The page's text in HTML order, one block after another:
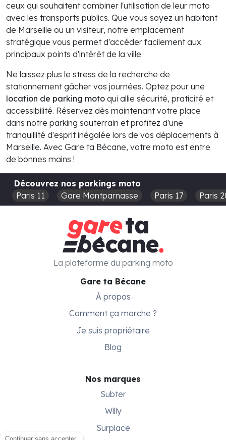
ceux qui souhaitent combiner l'utilisation de leur moto
avec les transports publics. Que vous soyez un habitant
de Marseille ou un visiteur, notre emplacement
stratégique vous permet d'accéder facilement aux
principaux points d'intérêt de la ville.
Ne laissez plus le stress de la recherche de
stationnement gâcher vos journées. Optez pour une
location de parking moto qui allie sécurité, praticité et
accessibilité. Réservez dès maintenant votre place
dans notre parking souterrain et profitez d'une
tranquillité d'esprit inégalée lors de vos déplacements à
Marseille. Avec Gare ta Bécane, votre moto est entre
de bonnes mains !
Découvrez nos parkings moto
Paris 11
Gare Montparnasse Paris 17 Paris
Gare ta Bécane
À propos
Comment ça marche ?
Je suis propriétaire
Blog
Nos marques
Subter
Willy
Surplace
La plateforme du parking moto